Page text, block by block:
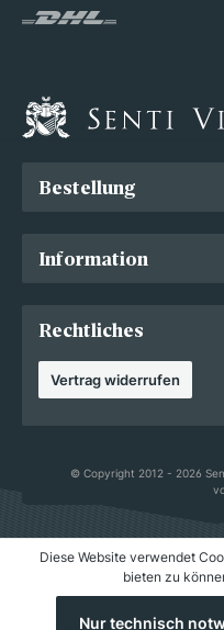
Bestellung
Information
Rechtliches
Vertrag widerrufen
© Copyright 2012 - 2026
Diese Website verwendet
bieten zu
Nur technisch